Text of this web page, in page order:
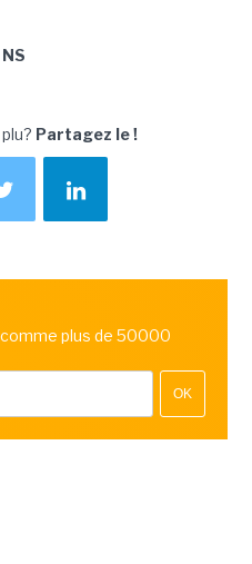
Partagez le !
plus de 50000
OK